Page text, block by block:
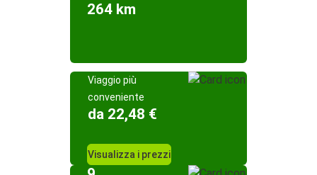
264 km
Viaggio più
conveniente
da 22,48 €
Visualizza i prezzi